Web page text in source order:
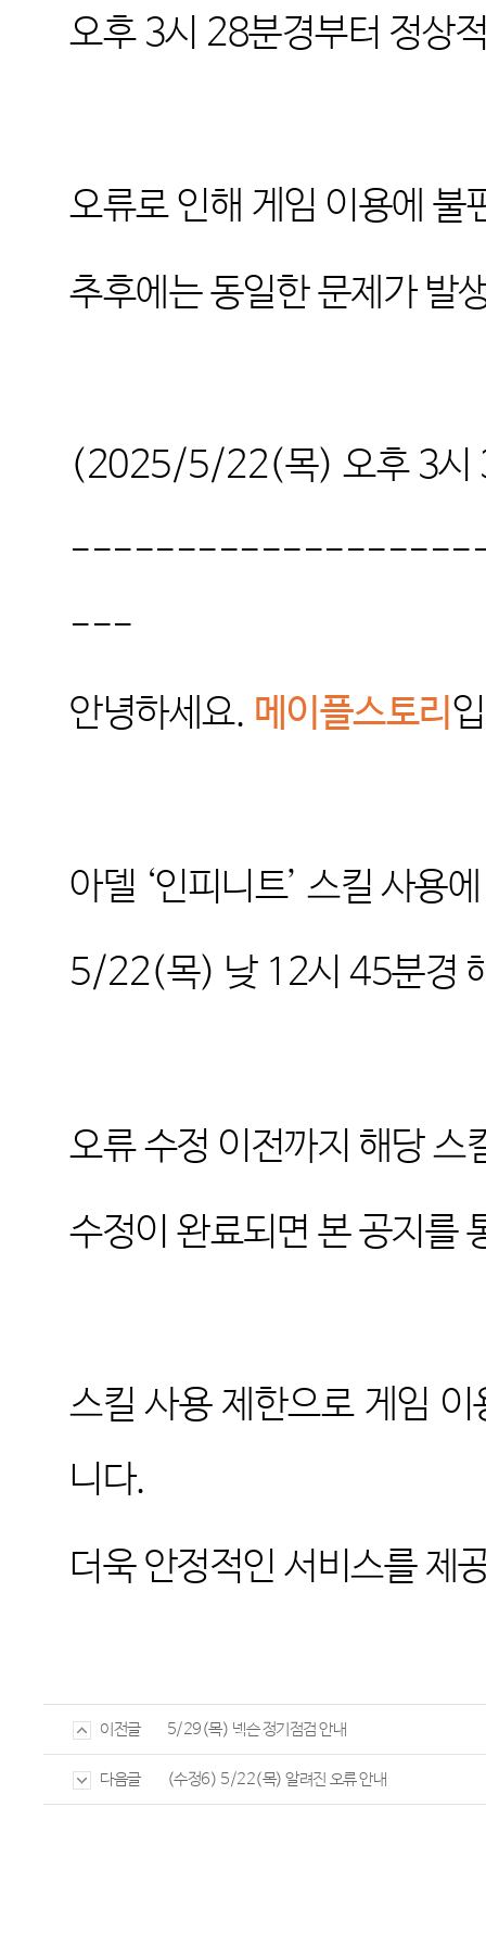
오후3시 28분경부터 정상
오류로 인해 게임 이용에 불
추후에는 동일한 문제가 발
(2025/5/22(목)오후3시
---
안녕하세요. 메이플스토리
아델 ‘인피니트’스킬 사용
5/22(목) 낮12시 45분경
오류 수정 이전까지 해당 스
수정이 완료되면 본 공지를
스킬 사용 제한으로 게임
니다.
더욱 안정적인 서비스를 제
이전글 5/29(목) 넥슨 정기점검 안내
다음글 (수정6) 5/22(목) 알려진 오류 안내